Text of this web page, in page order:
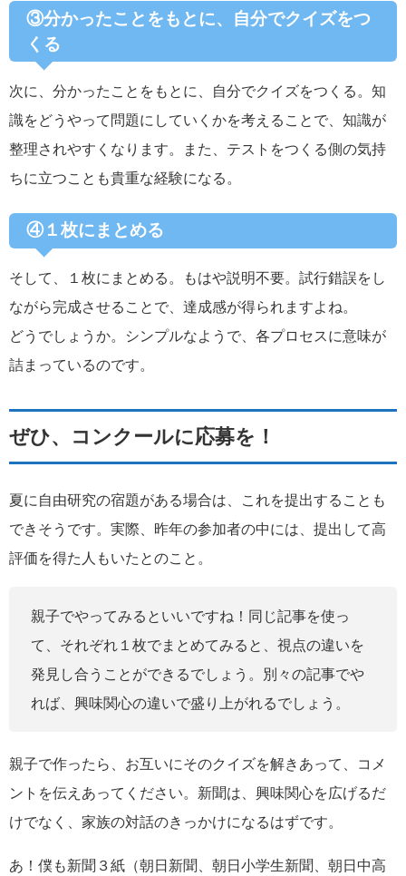
③分かったことをもとに、自分でクイズをつ
くる
次に、分かったことをもとに、自分でクイズをつくる。知
識をどうやって問題にしていくかを考えることで、知識が
整理されやすくなります。また、テストをつくる側の気持
ちに立つことも貴重な経験になる。
④１枚にまとめる
そして、１枚にまとめる。もはや説明不要。試行錯誤をし
ながら完成させることで、達成感が得られますよね。
どうでしょうか。シンプルなようで、各プロセスに意味が
詰まっているのです。
ぜひ、コンクールに応募を！
夏に自由研究の宿題がある場合は、これを提出することも
できそうです。実際、昨年の参加者の中には、提出して高
評価を得た人もいたとのこと。
親子でやってみるといいですね！同じ記事を使っ
て、それぞれ１枚でまとめてみると、視点の違いを
発見し合うことができるでしょう。別々の記事でや
れば、興味関心の違いで盛り上がれるでしょう。
親子で作ったら、お互いにそのクイズを解きあって、コメ
ントを伝えあってください。新聞は、興味関心を広げるだ
けでなく、家族の対話のきっかけになるはずです。
あ！僕も新聞３紙（朝日新聞、朝日小学生新聞、朝日中高